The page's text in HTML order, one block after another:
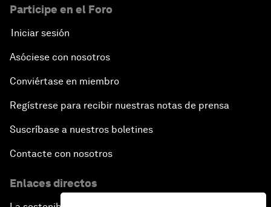
Participe en el Foro
Iniciar sesión
Asóciese con nosotros
Conviértase en miembro
Regístrese para recibir nuestras notas de prensa
Suscríbase a nuestros boletines
Contacte con nosotros
Enlaces directos